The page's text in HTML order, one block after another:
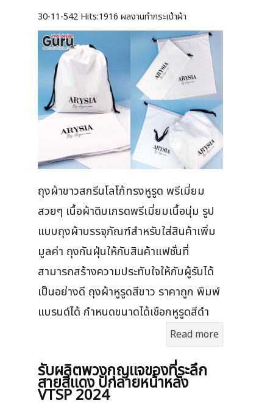
30-11-542 Hits:1916 ผลงานทำกระเป๋าผ้า
ถุงผ้าขาวสกรีนโลโก้ทรงหูรูด พรีเมี่ยม
สวยๆ เนื้อผ้าดิบเกรดพรีเมี่ยมเนื้อนุ่ม รูป
แบบถุงผ้าบรรจุภัณฑ์สำหรับใส่สินค้าเพิ่ม
มูลค่า ถุงกันฝุ่นให้กับสินค้าแฟชั่นที่
สามารถสร้างความประทับใจให้กับผู้รับได้
เป็นอย่างดี ถุงผ้าหูรูดสีขาว ราคาถูก พิมพ์
แบรนด์ได้ กำหนดขนาดได้เชือกหูรูดสีดำ
Read more
รับผลิตพวงกุญแจของที่ระลึก
สายสีแดง ปักลายหน้าหลัง
VTSP 2024